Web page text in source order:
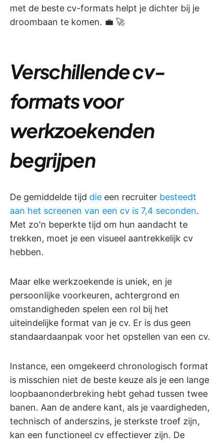
met de beste cv-formats helpt je dichter bij je
droombaan te komen. 💼 🚀
Verschillende cv-
formats voor
werkzoekenden
begrijpen
De gemiddelde tijd die een recruiter besteedt
aan het screenen van een cv is 7,4 seconden.
Met zo'n beperkte tijd om hun aandacht te
trekken, moet je een visueel aantrekkelijk cv
hebben.
Maar elke werkzoekende is uniek, en je
persoonlijke voorkeuren, achtergrond en
omstandigheden spelen een rol bij het
uiteindelijke format van je cv. Er is dus geen
standaardaanpak voor het opstellen van een cv.
Instance, een omgekeerd chronologisch format
is misschien niet de beste keuze als je een lange
loopbaanonderbreking hebt gehad tussen twee
banen. Aan de andere kant, als je vaardigheden,
technisch of anderszins, je sterkste troef zijn,
kan een functioneel cv effectiever zijn. De